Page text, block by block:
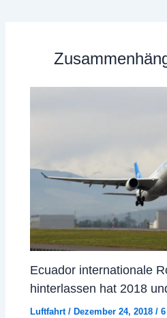
Ecuador internationale
hinterlassen hat 2018
Luftfahrt/ Dezember 24, 2018/